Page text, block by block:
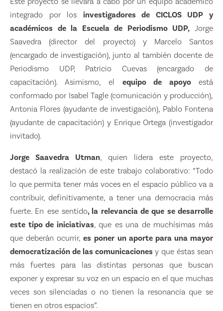
integrado por los investigadores de CICLOS UDP y
académicos de la Escuela de Periodismo UDP, Jorge
Saavedra (director del proyecto) y Marcelo Santos
(encargado de investigación), junto al también docente de
Periodismo UDP, Patricio Cuevas (encargado de
capacitación). Asimismo, el equipo de apoyoestá
conformado por Isabel Tagle (comunicación y producción),
Antonia Flores (ayudante de investigación), Pablo Fontena
(ayudante de capacitación) y Enrique Ortega (investigador
invitado).
Jorge Saavedra Utman, quien lidera este proyecto,
destacó la realización de este trabajo colaborativo: “Todo
lo que permita tener más voces en el espacio público va a
contribuir, definitivamente, a tener una democracia más
fuerte. En ese sentido, la relevancia de que se desarrolle
este tipo de iniciativas, que es una de muchísimas más
que deberán ocurrir,es poner un aporte para una mayor
democratización de las comunicaciones y que éstas sean
más fuertes para las distintas personas que buscan
exponer y expresar su voz en un espacio en el que muchas
veces son silenciadas o no tienen la resonancia que se
tienen en otros espacios”.